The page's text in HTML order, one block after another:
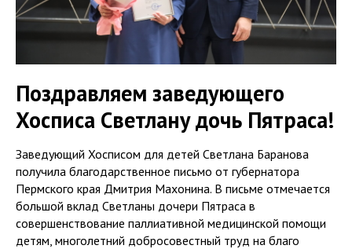
Поздравляем заведующего
Хосписа Светлану дочь Пятраса!
Заведующий Хосписом для детей Светлана Баранова
получила благодарственное письмо от губернатора
Пермского края Дмитрия Махонина. В письме отмечается
большой вклад Светланы дочери Пятраса в
совершенствование паллиативной медицинской помощи
детям, многолетний добросовестный труд на благо